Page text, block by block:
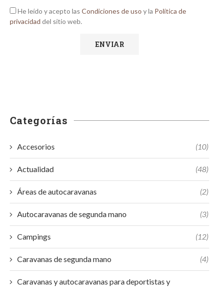
He leído y acepto las Condiciones de uso y la Política de
privacidad del sitio web.
Categorías
Accesorios (10)
Actualidad (48)
Áreas de autocaravanas (2)
Autocaravanas de segunda mano (3)
Campings (12)
Caravanas de segunda mano (4)
Caravanas y autocaravanas para deportistas y